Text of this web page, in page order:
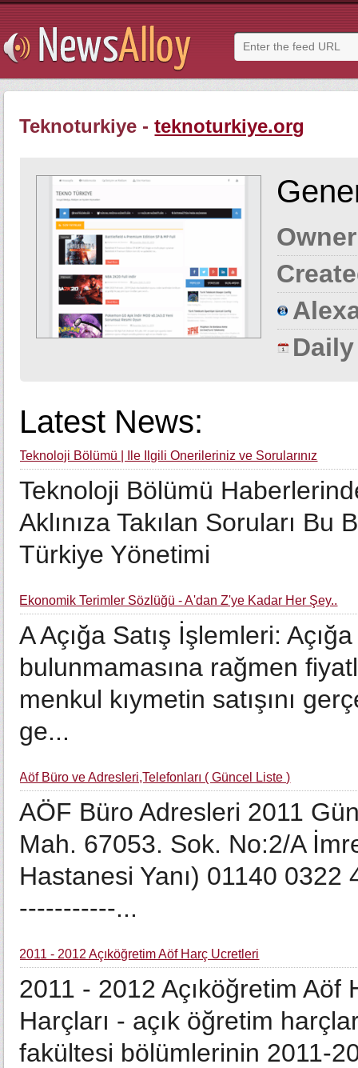
Teknoturkiye -teknoturkiye.org
Latest News:
Teknoloji Bölümü | İle İlgili Önerileriniz ve Sorularınız
Teknoloji Bölümü
Aklınıza Takılan Soruları Bu
Türkiye Yönetimi
Ekonomik Terimler Sözlüğü - A'dan Z'ye Kadar Her Şey..
A Açığa Satış İşlemleri: Açığa
bulunmamasına rağmen
menkul kıymetin satışını
ge...
Aöf Büro ve Adresleri,Telefonları ( Güncel Liste )
AÖF Büro Adresleri 2011
Mah. 67053. Sok. No:2/A
Hastanesi Yanı) 01140
-----------...
2011 - 2012 Açıköğretim Aöf Harç Ücretleri
2011 - 2012 Açıköğretim Aöf
Harçları - açık öğretim
fakültesi bölümlerinin 2011-